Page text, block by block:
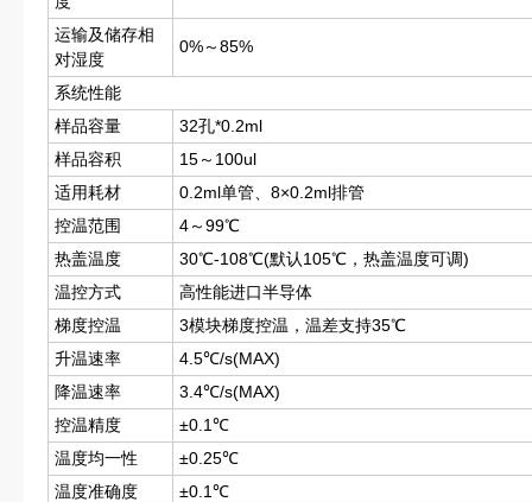
运输及储存相
对湿度
0%～85%
系统性能
样品容量
32孔*0.2ml
样品容积
15～100ul
适用耗材
0.2ml单管、8×0.2ml排管
控温范围
4～99℃
热盖温度
30℃-108℃(默认105℃，热盖温度可调)
温控方式
高性能进口半导体
梯度控温
3模块梯度控温，温差支持35℃
升温速率
4.5℃/s(MAX)
降温速率
3.4℃/s(MAX)
控温精度
±0.1℃
温度均一性
±0.25℃
温度准确度
±0.1℃